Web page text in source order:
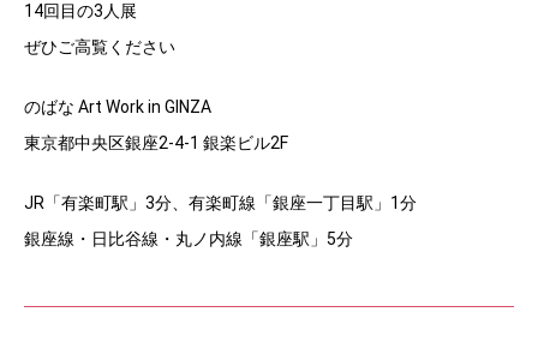
14回目の3人展
ぜひご高覧ください
のばな Art Work in GINZA
東京都中央区銀座2-4-1 銀楽ビル2F
JR「有楽町駅」3分、有楽町線「銀座一丁目駅」1分
銀座線・日比谷線・丸ノ内線「銀座駅」5分